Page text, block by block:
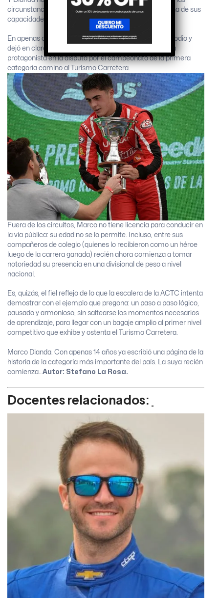
circunstancias, sino que sacó a relucir todas y cada una de sus
capacidades ante rivales con extensa trayectoria.
En apenas cuatro carreras se subió a lo más alto del podio y
dejó en claro que, de no mediar ninguna sorpresa, será
protagonista en la disputa por el campeonato de la primera
categoría camino al Turismo Carretera.
Fuera de los circuitos, Marco no tiene licencia para conducir en
la vía pública: su edad no se lo permite. Incluso, entre sus
compañeros de colegio (quienes lo recibieron como un héroe
luego de la carrera ganada) recién ahora comienza a tomar
notoriedad su presencia en una divisional de peso a nivel
nacional.
Es, quizás, el fiel reflejo de lo que la escalera de la ACTC intenta
demostrar con el ejemplo que pregona: un paso a paso lógico,
pausado y armonioso, sin saltearse los momentos necesarios
de aprendizaje, para llegar con un bagaje amplio al primer nivel
competitivo que exhibe y ostenta el Turismo Carretera.
Marco Dianda. Con apenas 14 años ya escribió una página de la
historia de la categoría más importante del país. La suya recién
comienza… Autor: Stefano La Rosa.
Docentes relacionados: